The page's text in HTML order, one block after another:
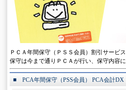
ＰＣＡ年間保守（ＰＳＳ会員）割引サービ
保守は今まで通りＰＣＡが行い、保守内容
■ PCA年間保守（PSS会員） PCA会計DX